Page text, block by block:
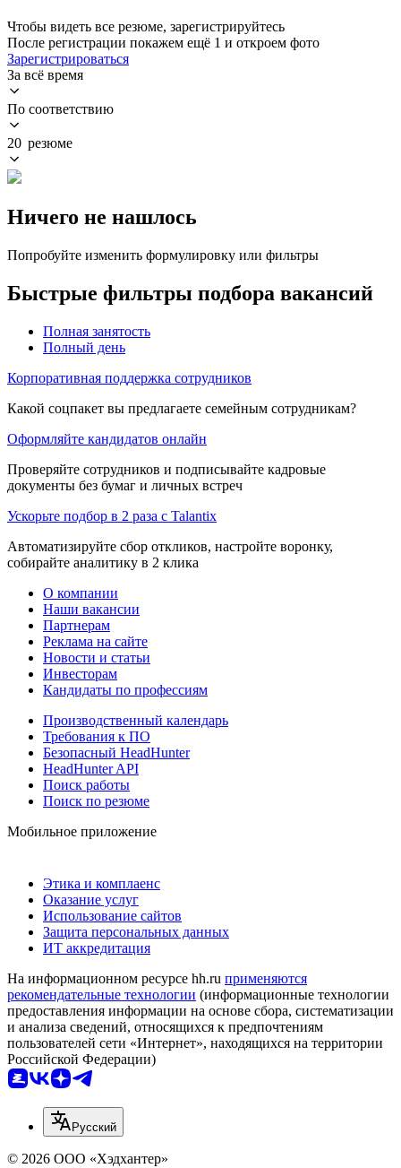
Чтобы видеть все резюме, зарегистрируйтесь
После регистрации покажем ещё 1 и откроем фото
Зарегистрироваться
За всё время
По соответствию
20 резюме
Ничего не нашлось
Попробуйте изменить формулировку или фильтры
Быстрые фильтры подбора вакансий
Полная занятость
Полный день
Корпоративная поддержка сотрудников
Какой соцпакет вы предлагаете семейным сотрудникам?
Оформляйте кандидатов онлайн
Проверяйте сотрудников и подписывайте кадровые
документы без бумаг и личных встреч
Ускорьте подбор в 2 раза с Talantix
Автоматизируйте сбор откликов, настройте воронку,
собирайте аналитику в 2 клика
О компании
Наши вакансии
Партнерам
Реклама на сайте
Новости и статьи
Инвесторам
Кандидаты по профессиям
Производственный календарь
Требования к ПО
Безопасный HeadHunter
HeadHunter API
Поиск работы
Поиск по резюме
Мобильное приложение
Этика и комплаенс
Оказание услуг
Использование сайтов
Защита персональных данных
ИТ аккредитация
На информационном ресурсе hh.ru применяются
рекомендательные технологии (информационные технологии
предоставления информации на основе сбора, систематизации
и анализа сведений, относящихся к предпочтениям
пользователей сети «Интернет», находящихся на территории
Российской Федерации)
Русский
© 2026 ООО «Хэдхантер»